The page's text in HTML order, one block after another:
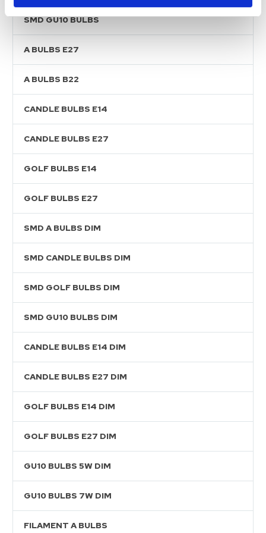
SMD GU10 BULBS
A BULBS E27
A BULBS B22
CANDLE BULBS E14
CANDLE BULBS E27
GOLF BULBS E14
GOLF BULBS E27
SMD A BULBS DIM
SMD CANDLE BULBS DIM
SMD GOLF BULBS DIM
SMD GU10 BULBS DIM
CANDLE BULBS E14 DIM
CANDLE BULBS E27 DIM
GOLF BULBS E14 DIM
GOLF BULBS E27 DIM
GU10 BULBS 5W DIM
GU10 BULBS 7W DIM
FILAMENT A BULBS